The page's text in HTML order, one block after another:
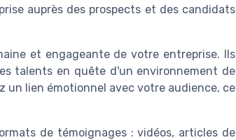
auprès des prospects et des candidats
et engageante de votre entreprise. Ils
talents en quête d'un environnement de
lien émotionnel avec votre audience, ce
de témoignages : vidéos, articles de